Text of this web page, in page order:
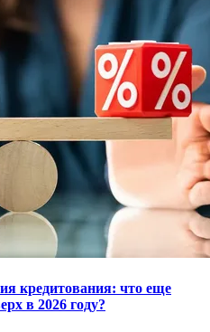
кредитования: что еще
в 2026 году?